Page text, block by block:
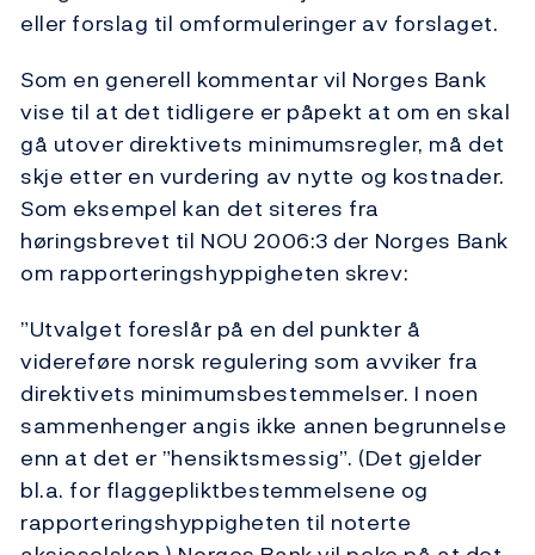
eller forslag til omformuleringer av forslaget.
Som en generell kommentar vil Norges Bank
vise til at det tidligere er påpekt at om en skal
gå utover direktivets minimumsregler, må det
skje etter en vurdering av nytte og kostnader.
Som eksempel kan det siteres fra
høringsbrevet til NOU 2006:3 der Norges Bank
om rapporterings­hyppigheten skrev:
”Utvalget foreslår på en del punkter å
videreføre norsk regulering som avviker fra
direktivets minimumsbestemmelser. I noen
sammenhenger angis ikke annen begrun­nelse
enn at det er ”hensiktsmessig”. (Det gjelder
bl.a. for flaggepliktbestem­melsene og
rapporterings­hyppig­heten til noterte